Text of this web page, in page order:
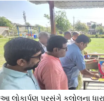
આ લોકાર્પણ પ્રસંગે કલોલના